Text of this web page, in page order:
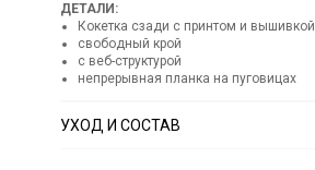
ДЕТАЛИ:
Кокетка сзади с принтом и вышивкой
свободный крой
с веб-структурой
непрерывная планка на пуговицах
УХОД И СОСТАВ